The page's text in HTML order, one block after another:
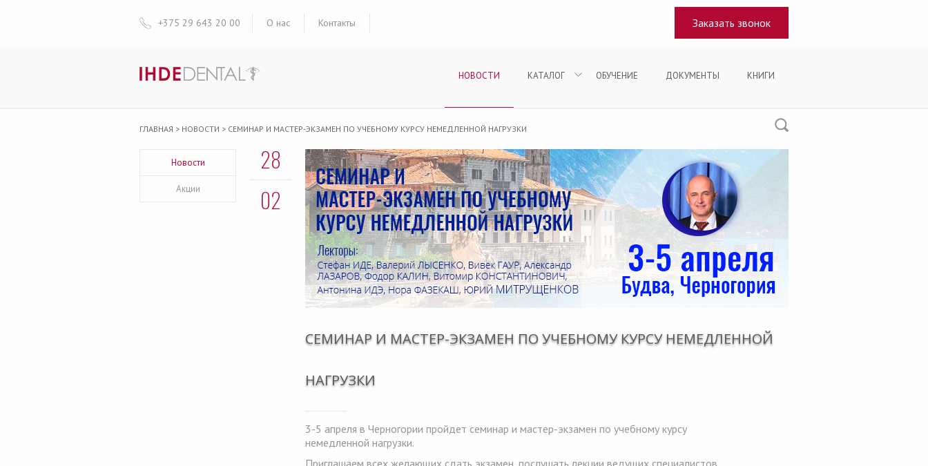
+375 29 643 20 00 О нас Контакты Заказать звонок
НОВОСТИ КАТАЛОГ ОБУЧЕНИЕ ДОКУМЕНТЫ КНИГИ
ГЛАВНАЯ > НОВОСТИ > СЕМИНАР И МАСТЕР-ЭКЗАМЕН ПО УЧЕБНОМУ КУРСУ НЕМЕДЛЕННОЙ НАГРУЗКИ
Новости
Акции
28
02
СЕМИНАР И МАСТЕР-ЭКЗАМЕН ПО УЧЕБНОМУ КУРСУ НЕМЕДЛЕННОЙ
НАГРУЗКИ
3-5 апреля в Черногории пройдет семинар и мастер-экзамен по учебному курсу
немедленной нагрузки.
Приглашаем всех желающих сдать экзамен, послушать лекции ведущих специалистов